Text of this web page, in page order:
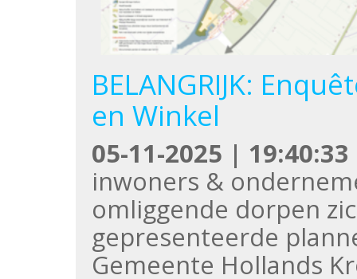
BELANGRIJK:
en Winkel
05-11-2025 | 19:40:33
inwoners &
omliggende dorpen
gepresenteerde
Gemeente Hollands